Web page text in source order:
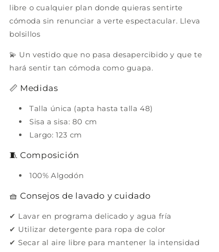
libre o cualquier plan donde quieras sentirte
cómoda sin renunciar a verte espectacular. Lleva
bolsillos
💫 Un vestido que no pasa desapercibido y que te
hará sentir tan cómoda como guapa.
📏 Medidas
Talla única (apta hasta talla 48)
Sisa a sisa: 80 cm
Largo: 123 cm
🧵 Composición
100% Algodón
🧺 Consejos de lavado y cuidado
✔ Lavar en programa delicado y agua fría
✔ Utilizar detergente para ropa de color
✔ Secar al aire libre para mantener la intensidad